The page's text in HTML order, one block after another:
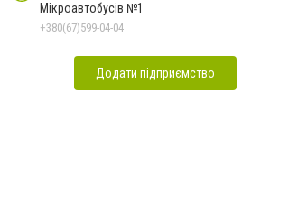
Мікроавтобусів №1
+380(67)599-04-04
Додати підприємство